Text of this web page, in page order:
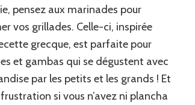
crevettes
citron
&
pensez aux marinades pour
vos grillades. Celle-ci, inspirée
grecque, est parfaite pour
et gambas qui se dégustent avec
par les petits et les grands ! Et
si vous n’avez ni plancha